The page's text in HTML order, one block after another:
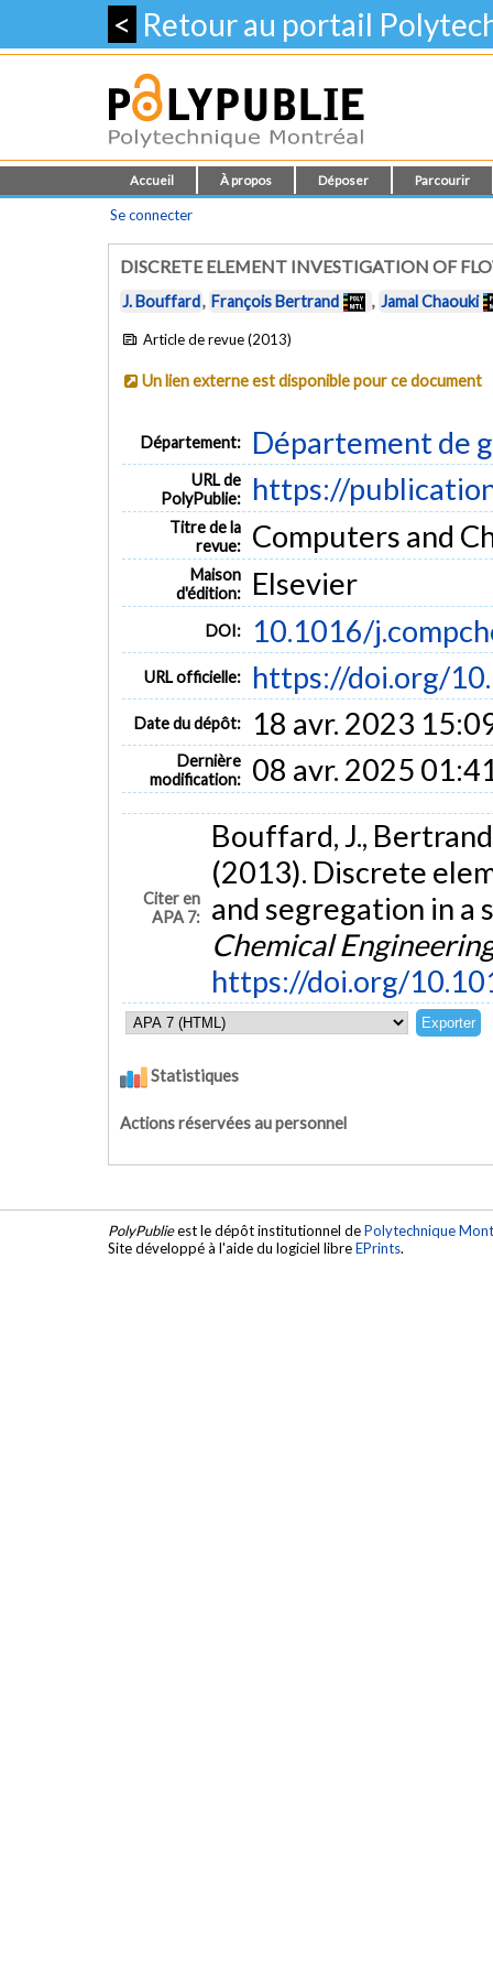
< Retour au portail
Accueil À propos Déposer Parcourir
Se connecter
DISCRETE ELEMENT INVESTIGATION OF
J. Bouffard, François Bertrand , Jamal Chaouki
Article de revue (2013)
Un lien externe est disponible pour ce document
Département: Département de
URL de
PolyPublie:
https://
Titre de la
revue:
Computers and
Maison
d'édition:
Elsevier
DOI: 10.1016/
URL officielle: https://doi.org/
Date du dépôt: 18 avr. 2023
Dernière
modification:
08 avr. 2025
Citer en
APA 7:
Bouffard, J.,
(2013). Discrete
and segregation in a
Chemical
https://doi.org/
Statistiques
Actions réservées au personnel
PolyPublieest le dépôt institutionnel dePolytechnique
Site développé à l'aide du logiciel libreEPrints.